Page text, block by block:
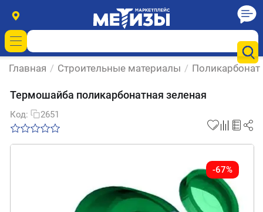
Главная / Строительные материалы / Поликарбонат
Термошайба поликарбонатная зеленая
Код: 2651
-67%